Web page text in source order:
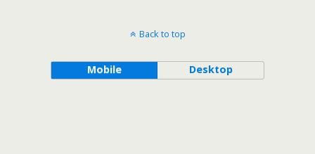
Back to top
Mobile Desktop